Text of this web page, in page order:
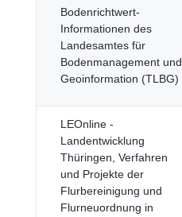
Bodenrichtwert-
Informationen des
Landesamtes für
Bodenmanagement und
Geoinformation (TLBG)
LEOnline -
Landentwicklung
Thüringen, Verfahren
und Projekte der
Flurbereinigung und
Flur­neuordnung in